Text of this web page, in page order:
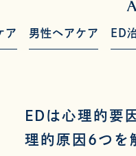
ア 男性ヘアケア ED
EDは心理的要
理的原因6つを